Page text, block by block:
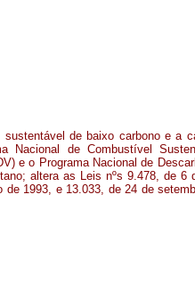
sustentável de baixo carbono e a
Nacional de Combustível
e o Programa Nacional de
altera as Leis nºs 9.478, de 6
de 1993, e 13.033, de 24 de